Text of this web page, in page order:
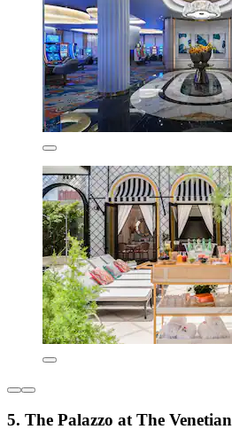
5. The Palazzo at The Venetian